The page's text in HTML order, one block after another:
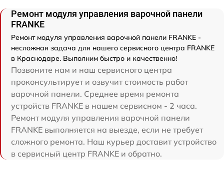
Ремонт модуля управления варочной панели
FRANKE
Ремонт модуля управления варочной панели FRANKE -
несложная задача для нашего сервисного центра FRANKE
в Краснодаре. Выполним быстро и качественно!
Позвоните нам и наш сервисного центра
проконсультирует и озвучит стоимость работ
варочной панели. Среднее время ремонта
устройств FRANKE в нашем сервисном - 2 часа.
Ремонт модуля управления варочной панели
FRANKE выполняется на выезде, если не требует
сложного ремонта. Наш курьер доставит устройство
в сервисный центр FRANKE и обратно.